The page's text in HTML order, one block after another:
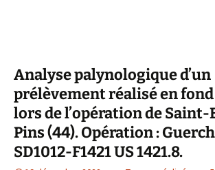
Analyse palynologique d’un
prélèvement réalisé en
lors de l’opération de
Pins (44). Opération :
SD1012-F1421 US 1421.8.